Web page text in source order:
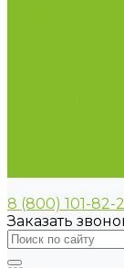
8 (800) 101-82-
Заказать